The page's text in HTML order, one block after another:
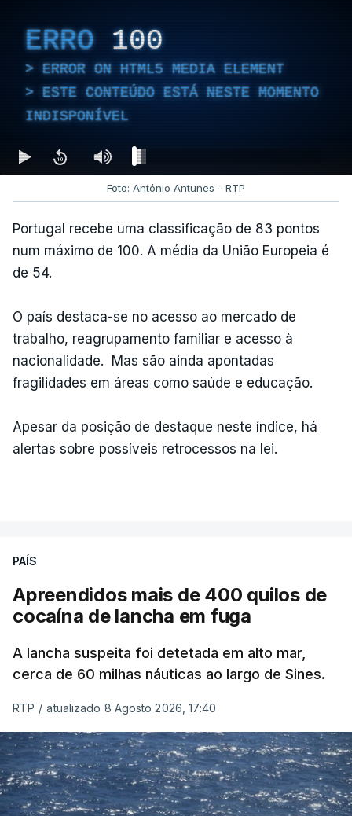
ERRO 100
ERROR ON HTML5 MEDIA ELEMENT
ESTE CONTEÚDO ESTÁ NESTE MOMENTO
INDISPONÍVEL
Foto: António Antunes - RTP
Portugal recebe uma classificação de 83 pontos
num máximo de 100. A média da União Europeia é
de 54.
O país destaca-se no acesso ao mercado de
trabalho, reagrupamento familiar e acesso à
nacionalidade. Mas são ainda apontadas
fragilidades em áreas como saúde e educação.
Apesar da posição de destaque neste índice, há
alertas sobre possíveis retrocessos na lei.
PAÍS
Apreendidos mais de 400 quilos de
cocaína de lancha em fuga
A lancha suspeita foi detetada em alto mar,
cerca de 60 milhas náuticas ao largo de Sines.
RTP / atualizado 8 Agosto 2026, 17:40